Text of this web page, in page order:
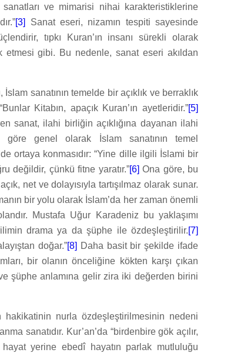
ve mimarisi nihai karakteristiklerine
[3]
Sanat eseri, nizamın tespiti sayesinde
tıpkı Kuran’ın insanı sürekli olarak
gibi. Bu nedenle, sanat eseri akıldan
sanatının temelde bir açıklık ve berraklık
Kitabın, apaçık Kuran’ın ayetleridir.”[5]
sanat, ilahi birliğin açıklığına dayanan ilahi
göre genel olarak İslam sanatının temel
ortaya konmasıdır: “Yine dille ilgili İslami bir
değildir, çünkü fitne yaratır.”[6] Ona göre, bu
net ve dolayısıyla tartışılmaz olarak sunar.
bir yolu olarak İslam’da her zaman önemli
Mustafa Uğur Karadeniz bu yaklaşımı
drama ya da şüphe ile özdeşleştirilir.[7]
doğar.”[8] Daha basit bir şekilde ifade
bir olanın önceliğine kökten karşı çıkan
şüphe anlamına gelir zira iki değerden birini
hakikatinin nurla özdeşleştirilmesinin nedeni
sanatıdır. Kur’an’da “birdenbire gök açılır,
hayat yerine ebedî hayatın parlak mutluluğu